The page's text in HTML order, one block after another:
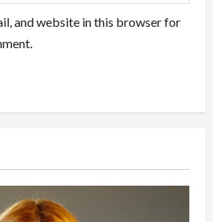
and website in this browser for